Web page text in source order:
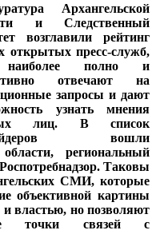
Архангельской
и Следственный
возглавили рейтинг
открытых пресс-служб,
полно и
отвечают на
запросы и дают
узнать мнения
лиц. В список
вошли
региональный
Таковы
СМИ, которые
объективной картины
и властью, но позволяют
точки связей с